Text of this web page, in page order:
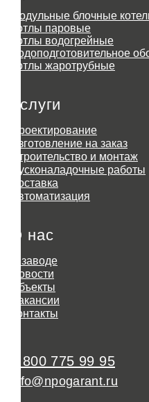
Модульные блочные
Котлы паровые
Котлы водогрейные
Водоподготовительное
Котлы жаротрубные
Услуги
Проектирование
Изготовление на заказ
Строительство и монтаж
Пусконаладочные работы
Доставка
Автоматизация
О нас
О заводе
Новости
Объекты
Вакансии
Контакты
8 800 775 99 95
info@npogarant.ru